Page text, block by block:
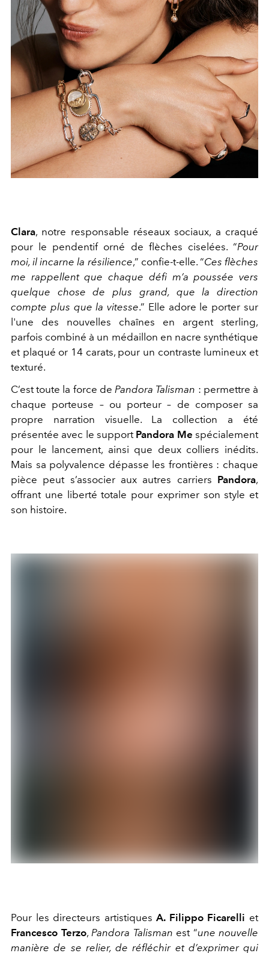
Clara, notre responsable réseaux sociaux, a craqué
pour le pendentif orné de flèches ciselées. “Pour
moi, il incarne la résilience,” confie-t-elle. “Ces flèches
me rappellent que chaque défi m’a poussée vers
quelque chose de plus grand, que la direction
compte plus que la vitesse.” Elle adore le porter sur
l'une des nouvelles chaînes en argent sterling,
parfois combiné à un médaillon en nacre synthétique
et plaqué or 14 carats, pour un contraste lumineux et
texturé.
C’est toute la force dePandora Talisman : permettre à
chaque porteuse – ou porteur – de composer sa
propre narration visuelle. La collection a été
présentée avec le support Pandora Me spécialement
pour le lancement, ainsi que deux colliers inédits.
Mais sa polyvalence dépasse les frontières : chaque
pièce peut s’associer aux autres carriers Pandora,
offrant une liberté totale pour exprimer son style et
son histoire.
Pour les directeurs artistiquesA. Filippo Ficarelli et
Francesco Terzo, Pandora Talisman est “une nouvelle
manière de se relier, de réfléchir et d’exprimer qui